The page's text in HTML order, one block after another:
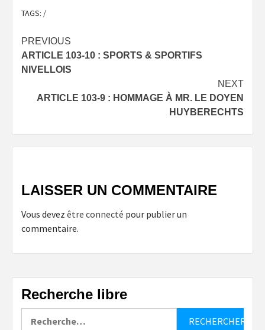
TAGS: /
Post
navigation
PREVIOUS
ARTICLE 103-10 : SPORTS & SPORTIFS
NIVELLOIS
NEXT
ARTICLE 103-9 : HOMMAGE À MR. LE DOYEN
HUYBERECHTS
LAISSER UN COMMENTAIRE
Vous devez être connecté pour publier un
commentaire.
Recherche libre